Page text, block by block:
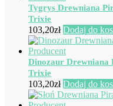
Tygrys Drewniana
Trixie
103,20zł Dodaj do
Dinozaur Drewniana
Trixie
103,20zł Dodaj do